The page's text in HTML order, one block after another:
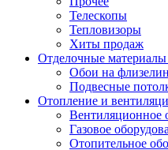
Телескопы
Тепловизоры
Хиты продаж
Отделочные материалы
Обои на
Подвесные
Отопление и
Вентиляционное
Газовое
Отопительное